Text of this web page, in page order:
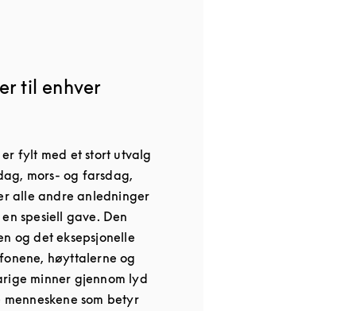
til enhver
fylt med et stort utvalg
mors- og farsdag,
alle andre anledninger
spesiell gave. Den
og det eksepsjonelle
høyttalerne og
minner gjennom lyd
som betyr